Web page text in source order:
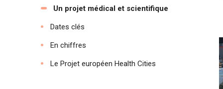
Un projet médical et scientifique
Dates clés
En chiffres
Le Projet européen Health Cities